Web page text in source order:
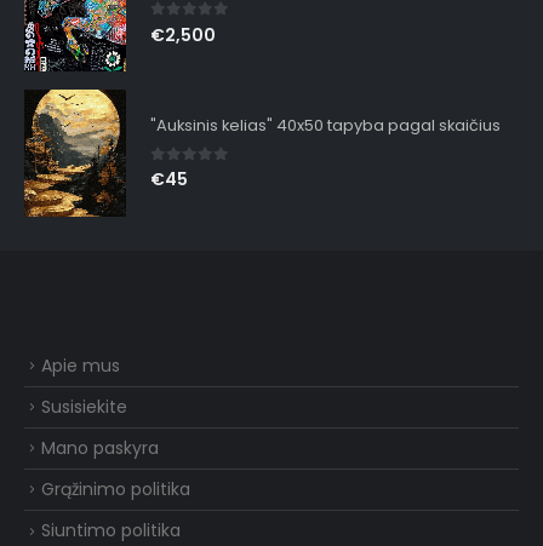
0out of 5
€2,500
"Auksinis kelias" 40x50 tapyba pagal skaičius
0out of 5
€45
Apie mus
Susisiekite
Mano paskyra
Grąžinimo politika
Siuntimo politika